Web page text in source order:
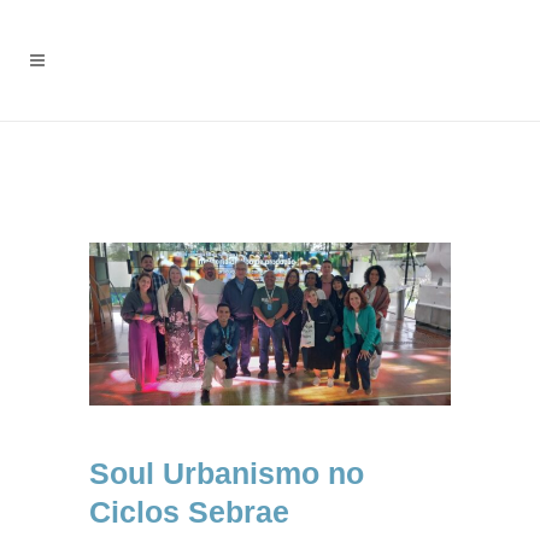
Soul Urbanismo no
Ciclos Sebrae